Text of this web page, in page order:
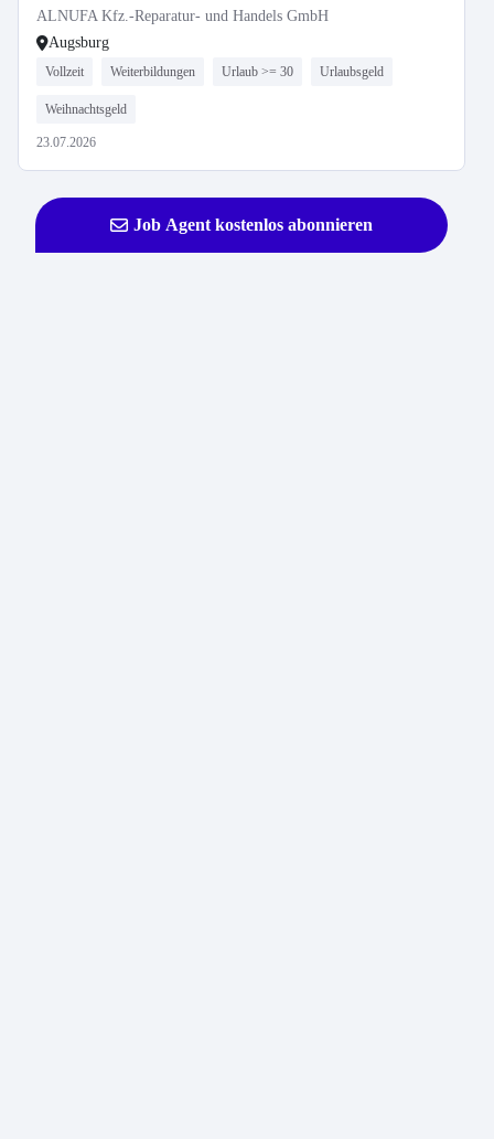
ALNUFA Kfz.-Reparatur- und Handels GmbH
Augsburg
Vollzeit Weiterbildungen Urlaub >= 30 Urlaubsgeld
Weihnachtsgeld
23.07.2026
Job Agent kostenlos abonnieren